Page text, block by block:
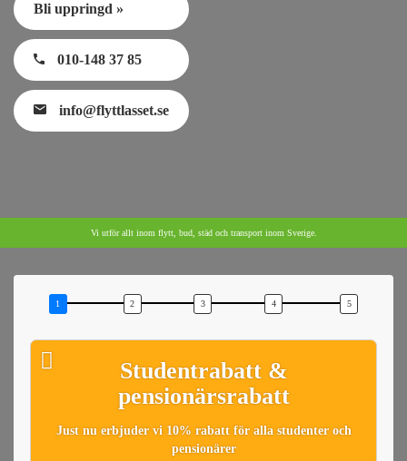
Bli uppringd »
010-148 37 85
info@flyttlasset.se
Vi utför allt inom flytt, bud, städ och transport inom Sverige.
Studentrabatt &
pensionärsrabatt
Just nu erbjuder vi 10% rabatt för alla studenter och
pensionärer